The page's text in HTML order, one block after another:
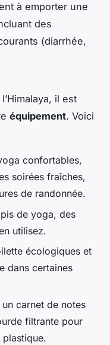
à emporter une
des
(diarrhée,
il est
équipement. Voici
confortables,
soirées fraîches,
de randonnée.
de yoga, des
utilisez.
écologiques et
dans certaines
carnet de notes
filtrante pour
plastique.